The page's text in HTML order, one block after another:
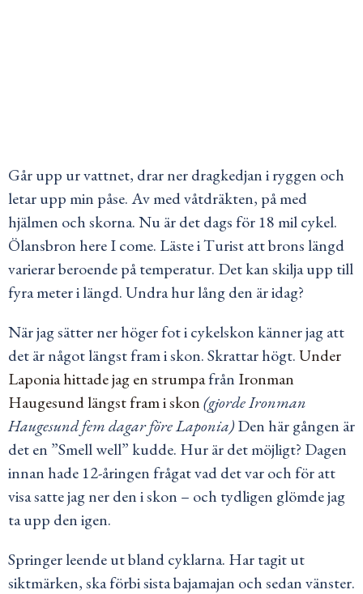
Går upp ur vattnet, drar ner dragkedjan i ryggen och
letar upp min påse. Av med våtdräkten, på med
hjälmen och skorna. Nu är det dags för 18 mil cykel.
Ölansbron here I come. Läste i Turist att brons längd
varierar beroende på temperatur. Det kan skilja upp till
fyra meter i längd. Undra hur lång den är idag?
När jag sätter ner höger fot i cykelskon känner jag att
det är något längst fram i skon. Skrattar högt.Under
Laponia hittade jag en strumpafrån Ironman
Haugesund längst fram i skon(gjorde Ironman
Haugesund fem dagar före Laponia)Den här gången är
det en ”Smell well” kudde. Hur är det möjligt? Dagen
innan hade 12-åringen frågat vad det var och för att
visa satte jag ner den i skon – och tydligen glömde jag
ta upp den igen.
Springer leende ut bland cyklarna. Har tagit ut
siktmärken, ska förbi sista bajamajan och sedan vänster.